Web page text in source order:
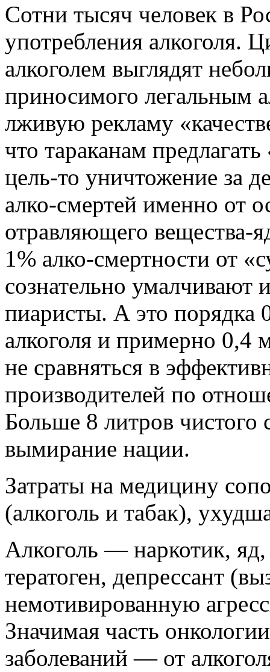
Сотни тысяч человек в
употребления алкоголя.
алкоголем выглядят
приносимого легальным
лживую рекламу
что тараканам
цель-то уничтожение за
алко-смертей именно от
отравляющего вещества-
1% алко-смертности от
сознательно умалчивают
пиаристы. А это порядка
алкоголя и примерно 0,4
не сравняться в
производителей по
Больше 8 литров чистого
вымирание нации.
Затраты на медицину
(алкоголь и табак),
Алкоголь — наркотик, яд,
тератоген, депрессант
немотивированную
Значимая часть
заболеваний — от